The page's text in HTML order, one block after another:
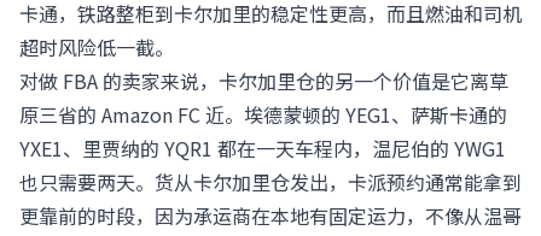
卡通，铁路整柜到卡尔加里的稳定性更高，而且燃油和司机
超时风险低一截。
对做 FBA 的卖家来说，卡尔加里仓的另一个价值是它离草
原三省的 Amazon FC 近。埃德蒙顿的 YEG1、萨斯卡通的
YXE1、里贾纳的 YQR1 都在一天车程内，温尼伯的 YWG1
也只需要两天。货从卡尔加里仓发出，卡派预约通常能拿到
更靠前的时段，因为承运商在本地有固定运力，不像从温哥